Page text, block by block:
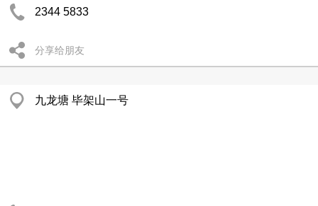
2344 5833
分享给朋友
九龙塘 毕架山一号